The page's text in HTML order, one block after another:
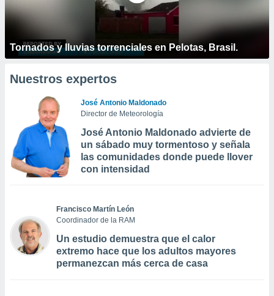
Tornados y lluvias torrenciales en Pelotas, Brasil.
Nuestros expertos
José Antonio Maldonado
Director de Meteorología
José Antonio Maldonado advierte de
un sábado muy tormentoso y señala
las comunidades donde puede llover
con intensidad
Francisco Martín León
Coordinador de la RAM
Un estudio demuestra que el calor
extremo hace que los adultos mayores
permanezcan más cerca de casa